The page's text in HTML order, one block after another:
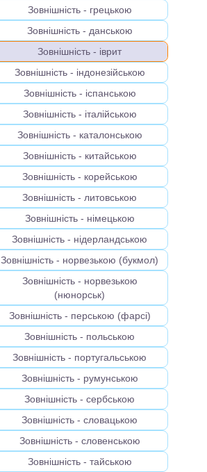
Зовнішність - грецькою
Зовнішність - данською
Зовнішність - іврит
Зовнішність - індонезійською
Зовнішність - іспанською
Зовнішність - італійською
Зовнішність - каталонською
Зовнішність - китайською
Зовнішність - корейською
Зовнішність - литовською
Зовнішність - німецькою
Зовнішність - нідерландською
Зовнішність - норвезькою (букмол)
Зовнішність - норвезькою
(нюнорськ)
Зовнішність - перською (фарсі)
Зовнішність - польською
Зовнішність - португальською
Зовнішність - румунською
Зовнішність - сербською
Зовнішність - словацькою
Зовнішність - словенською
Зовнішність - тайською